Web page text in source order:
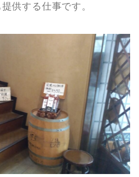
供する仕事です。